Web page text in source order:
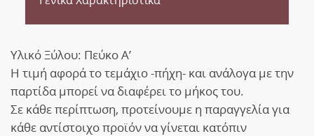
Υλικό Ξύλου: Πεύκο Α’
Η τιμή αφορά το τεμάχιο -πήχη- και ανάλογα με την
παρτίδα μπορεί να διαφέρει το μήκος του.
Σε κάθε περίπτωση, προτείνουμε η παραγγελία για
κάθε αντίστοιχο προϊόν να γίνεται κατόπιν